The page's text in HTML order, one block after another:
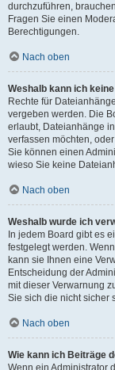
durchzuführen,
Fragen Sie einen
Berechtigungen.
Nach oben
Weshalb kann ich
Rechte für
vergeben werden. Die
erlaubt, Dateianhänge
verfassen möchten,
Sie können einen
wieso Sie keine
Nach oben
Weshalb wurde ich
In jedem Board gibt es
festgelegt werden.
kann sie Ihnen eine
Entscheidung der
mit dieser Verwarnung
Sie sich die nicht sicher
Nach oben
Wie kann ich Beiträge
Wenn ein Administrator